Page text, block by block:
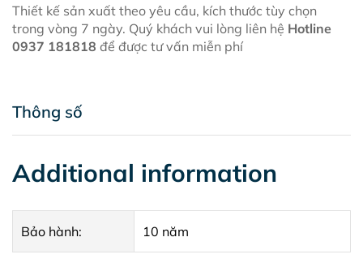
Thiết kế sản xuất theo yêu cầu, kích thước tùy chọn
trong vòng 7 ngày. Quý khách vui lòng liên hệ Hotline
0937 181818 để được tư vấn miễn phí
Thông số
Additional information
Bảo hành: 10 năm